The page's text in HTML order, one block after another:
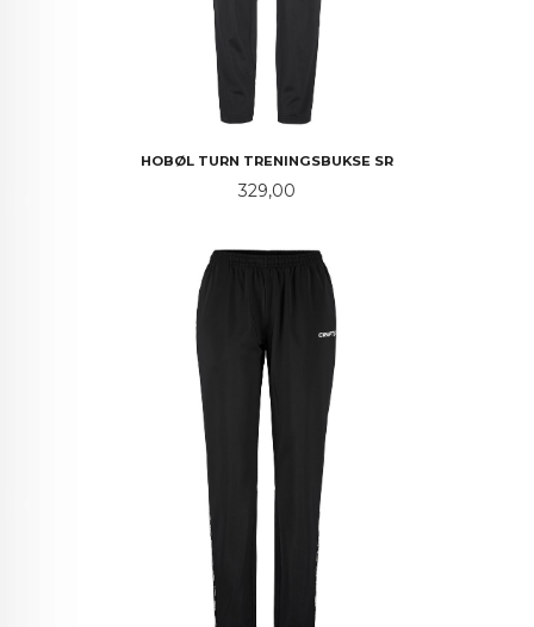
HOBØL TURN TRENINGSBUKSE SR
Pris
329,00